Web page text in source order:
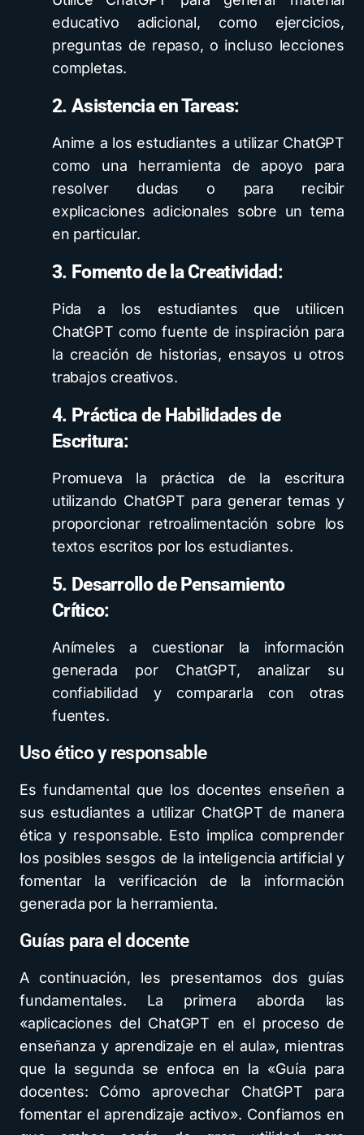
educativo adicional, como ejercicios,
preguntas de repaso, o incluso lecciones
completas.
2. Asistencia en Tareas:
Anime a los estudiantes a utilizar ChatGPT
como una herramienta de apoyo para
resolver dudas o para recibir
explicaciones adicionales sobre un tema
en particular.
3. Fomento de la Creatividad:
Pida a los estudiantes que utilicen
ChatGPT como fuente de inspiración para
la creación de historias, ensayos u otros
trabajos creativos.
4. Práctica de Habilidades de
Escritura:
Promueva la práctica de la escritura
utilizando ChatGPT para generar temas y
proporcionar retroalimentación sobre los
textos escritos por los estudiantes.
5. Desarrollo de Pensamiento
Crítico:
Anímeles a cuestionar la información
generada por ChatGPT, analizar su
confiabilidad y compararla con otras
fuentes.
Uso ético y responsable
Es fundamental que los docentes enseñen a
sus estudiantes a utilizar ChatGPT de manera
ética y responsable. Esto implica comprender
los posibles sesgos de la inteligencia artificial y
fomentar la verificación de la información
generada por la herramienta.
Guías para el docente
A continuación, les presentamos dos guías
fundamentales. La primera aborda las
«aplicaciones del ChatGPT en el proceso de
enseñanza y aprendizaje en el aula», mientras
que la segunda se enfoca en la «Guía para
docentes: Cómo aprovechar ChatGPT para
fomentar el aprendizaje activo». Confiamos en